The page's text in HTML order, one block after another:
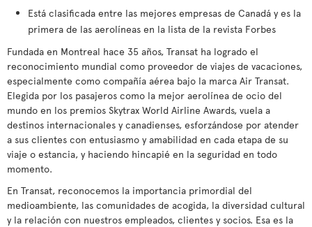
Está clasificada entre las mejores empresas de Canadá y es la
primera de las aerolíneas en la lista de la revista Forbes
Fundada en Montreal hace 35 años, Transat ha logrado el
reconocimiento mundial como proveedor de viajes de vacaciones,
especialmente como compañía aérea bajo la marca Air Transat.
Elegida por los pasajeros como la mejor aerolínea de ocio del
mundo en los premios Skytrax World Airline Awards, vuela a
destinos internacionales y canadienses, esforzándose por atender
a sus clientes con entusiasmo y amabilidad en cada etapa de su
viaje o estancia, y haciendo hincapié en la seguridad en todo
momento.
En Transat, reconocemos la importancia primordial del
medioambiente, las comunidades de acogida, la diversidad cultural
y la relación con nuestros empleados, clientes y socios. Esa es la